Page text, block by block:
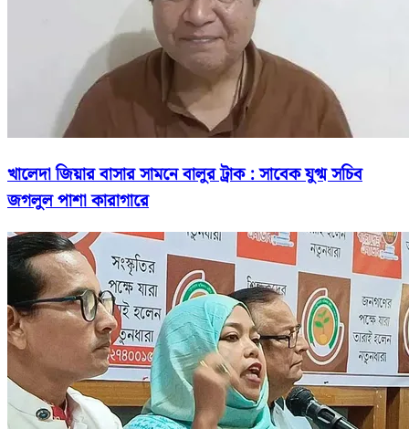
খালেদা জিয়ার বাসার সামনে বালুর ট্রাক : সাবেক যুগ্ম সচিব
জগলুল পাশা কারাগারে